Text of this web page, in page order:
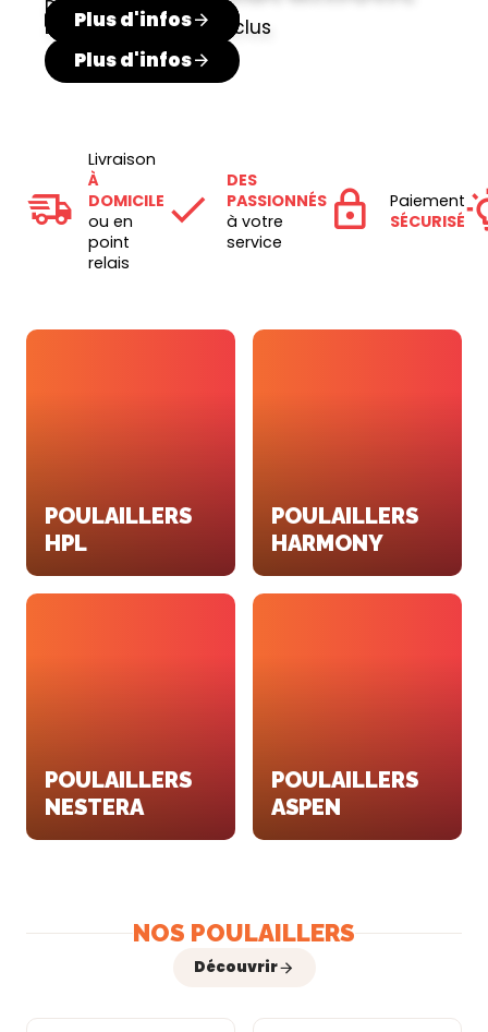
Du 24 au 27 juillet inclus
Plus d'infos
Plus d'infos
Plus d'infos
RECYCLÉ
Plus d'infos
Plus d'infos
Livraison
À
DOMICILE
ou en
point
relais
DES
PASSIONNÉS
à votre
service
Paiement
SÉCURISÉ
POULAILLERS
HPL
POULAILLERS
HARMONY
POULAILLERS
NESTERA
POULAILLERS
ASPEN
NOS POULAILLERS
Découvrir